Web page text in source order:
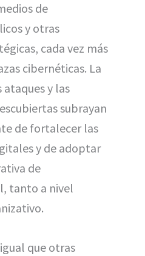
de
y otras
cada vez más
cibernéticas. La
y las
subrayan
de fortalecer las
y de adoptar
de
tanto a nivel
que otras